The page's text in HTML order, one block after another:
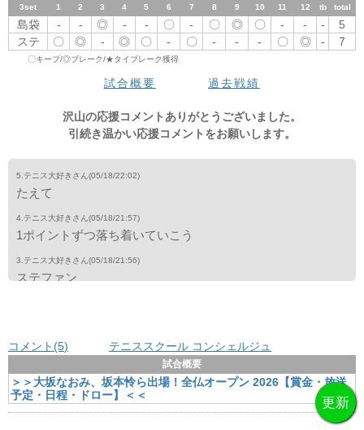
1set 1 5 10 11 12 tb total
島袋 - 〇 ◎ 〇 〇 - - - -
ステ
〇 〇 - - -
2set 4 7 8 10 1112 tb total
島袋 - 〇 ◎ - - 〇 〇 - -
ステ
〇 - ◎ 〇 〇 - ◎ - -
3set 1 2 3 4 5 6 7 8 9 10 11 12 tb total
島袋 - - ◎ - - 〇 - 〇 ◎ 〇 - - -
5
ステ
〇 ◎ - ◎ 〇 - 〇 - - - 〇 ◎ - 7
〇キープ/◎ブレーク/★タイブレーク獲得
試合概要 過去戦績
沢山の応援コメントありがとうございました。
引続き温かい応援コメントをお願いします。
5.テニス大好きさん (05/18/22:02)
たえて
4.テニス大好きさん (05/18/21:57)
1ポイントずつ落ち着いていこう
3.テニス大好きさん (05/18/21:56)
ステファン
1.テニス大好きさん (05/18/21:39)
コメント(5) テニススクール コンシェルジュ
試合概要
＞＞大坂なおみ、坂本怜ら出場！全仏オープン 2026【賞金・放送
予定・日程・ドロー】＜＜